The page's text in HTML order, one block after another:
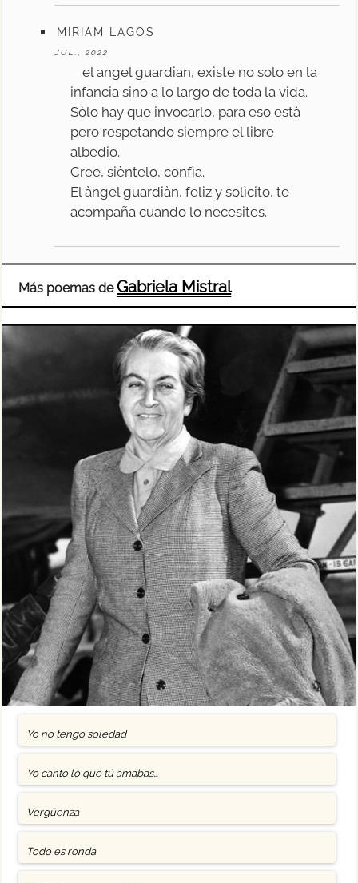
MIRIAM LAGOS
JUL., 2022
el angel guardian, existe no solo en la
infancia sino a lo largo de toda la vida.
Sòlo hay que invocarlo, para eso està
pero respetando siempre el libre
albedio.
Cree, sièntelo, confìa.
El àngel guardiàn, feliz y solìcito, te
acompaña cuando lo necesites.
Más poemas deGabriela Mistral
Yo no tengo soledad
Yo canto lo que tú amabas…
Vergüenza
Todo es ronda